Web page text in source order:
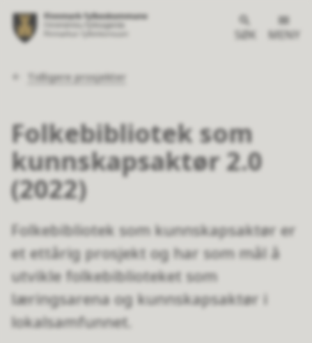
SØK MENY
Du
Tidligere prosjekter
Folkebibliotek som
kunnskapsaktør 2.0
(2022)
Folkebibliotek som kunnskapsaktør er
et ettårig prosjekt og har som mål å
utvikle folkebiblioteket som
læringsarena og kunnskapsaktør i
lokalsamfunnet.